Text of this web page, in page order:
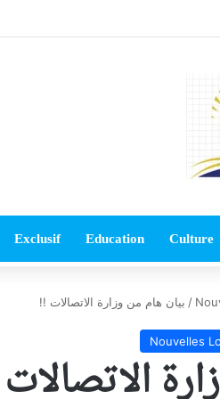
Culture
Education
Exclusif
/ بيان هام من وزارة الاتصالات !!
Nouvelles